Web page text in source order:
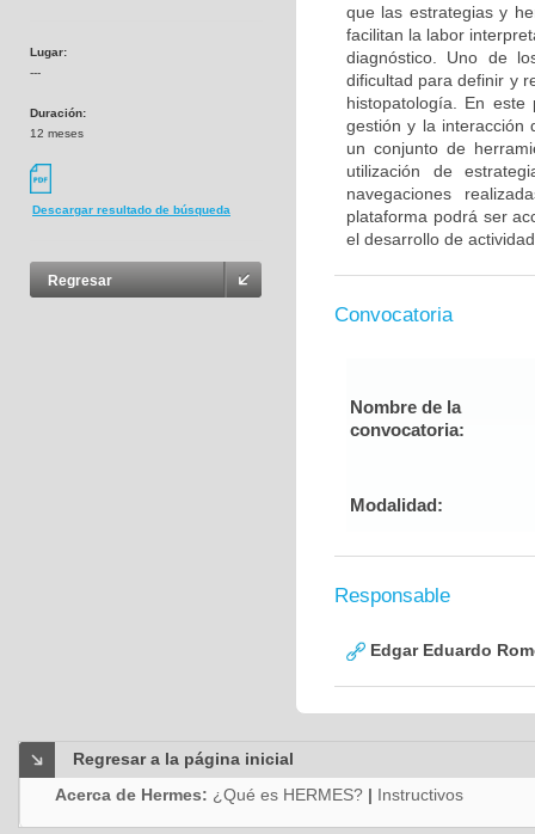
Lugar:
---
Duración:
12 meses
Descargar resultado de búsqueda
Regresar
que las estrategias y
facilitan la labor
diagnóstico. Uno de
dificultad para definir y
histopatología. En
gestión y la interacción
un conjunto de
utilización de
navegaciones
plataforma podrá ser
el desarrollo de
Convocatoria
Nombre de la
convocatoria:
Modalidad:
Responsable
Edgar Eduardo
Regresar a la página inicial
Acerca de Hermes: ¿Qué es HERMES? | Instructivos